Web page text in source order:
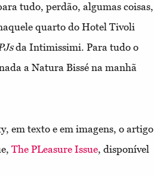
tudo, perdão, algumas coisas,
quarto do Hotel Tivoli
da Intimissimi. Para tudo o
a Natura Bissé na manhã
em texto e em imagens, o artigo
The PLeasure Issue, disponível